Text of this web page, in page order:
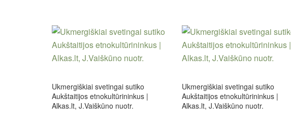
Ukmergiškiai svetingai sutiko
Aukštaitijos etnokultūrininkus |
Alkas.lt, J.Vaiškūno nuotr.
Ukmergiškiai svetingai sutiko
Aukštaitijos etnokultūrininkus |
Alkas.lt, J.Vaiškūno nuotr.